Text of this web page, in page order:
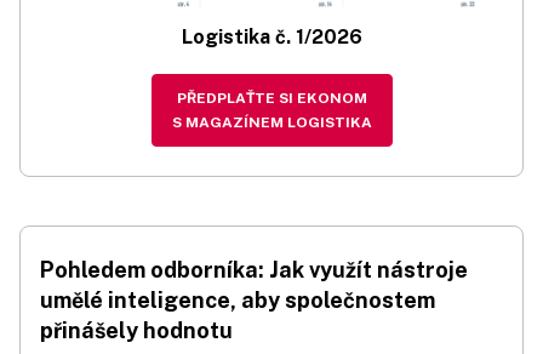
Logistika č. 1/2026
PŘEDPLAŤTE SI EKONOM
S MAGAZÍNEM LOGISTIKA
Pohledem odborníka: Jak využít nástroje
umělé inteligence, aby společnostem
přinášely hodnotu